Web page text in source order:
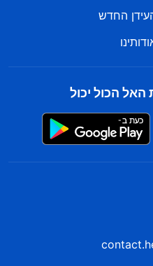
החדש
האל הכול יכול